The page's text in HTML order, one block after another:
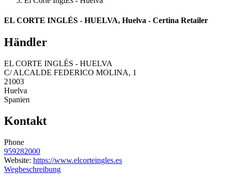
EL CORTE INGLÉS - HUELVA, Huelva - Certina Retailer
Händler
EL CORTE INGLÉS - HUELVA
C/ ALCALDE FEDERICO MOLINA, 1
21003
Huelva
Spanien
Kontakt
Phone
959282000
Website: https://www.elcorteingles.es
Wegbeschreibung